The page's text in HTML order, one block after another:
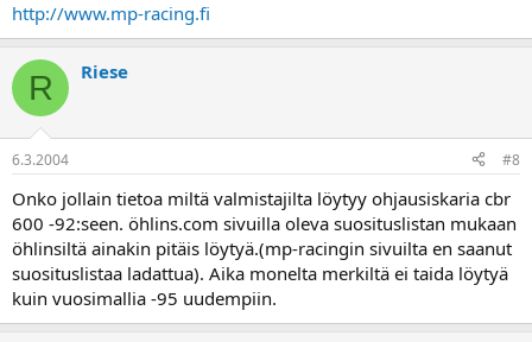
http://www.mp-racing.fi
R Riese
6.3.2004 #8
Onko jollain tietoa miltä valmistajilta löytyy ohjausiskaria cbr
600 -92:seen. öhlins.com sivuilla oleva suosituslistan mukaan
öhlinsiltä ainakin pitäis löytyä.(mp-racingin sivuilta en saanut
suosituslistaa ladattua). Aika monelta merkiltä ei taida löytyä
kuin vuosimallia -95 uudempiin.